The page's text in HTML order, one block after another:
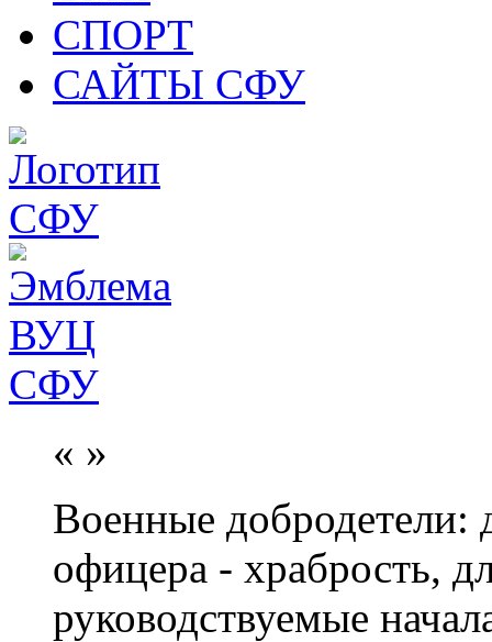
СПОРТ
САЙТЫ СФУ
« »
Военные добродетели:
офицера - храбрость,
руководствуемые